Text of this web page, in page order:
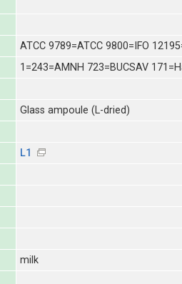
ATCC 9789=ATCC 9800=IFO
1=243=AMNH 723=BUCSAV
Glass ampoule (L-dried)
L1
milk